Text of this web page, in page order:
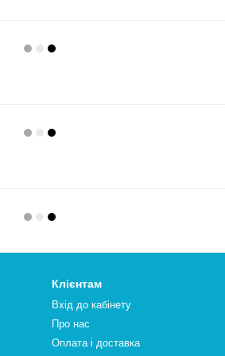
Клієнтам
Вхід до кабінету
Про нас
Оплата і доставка